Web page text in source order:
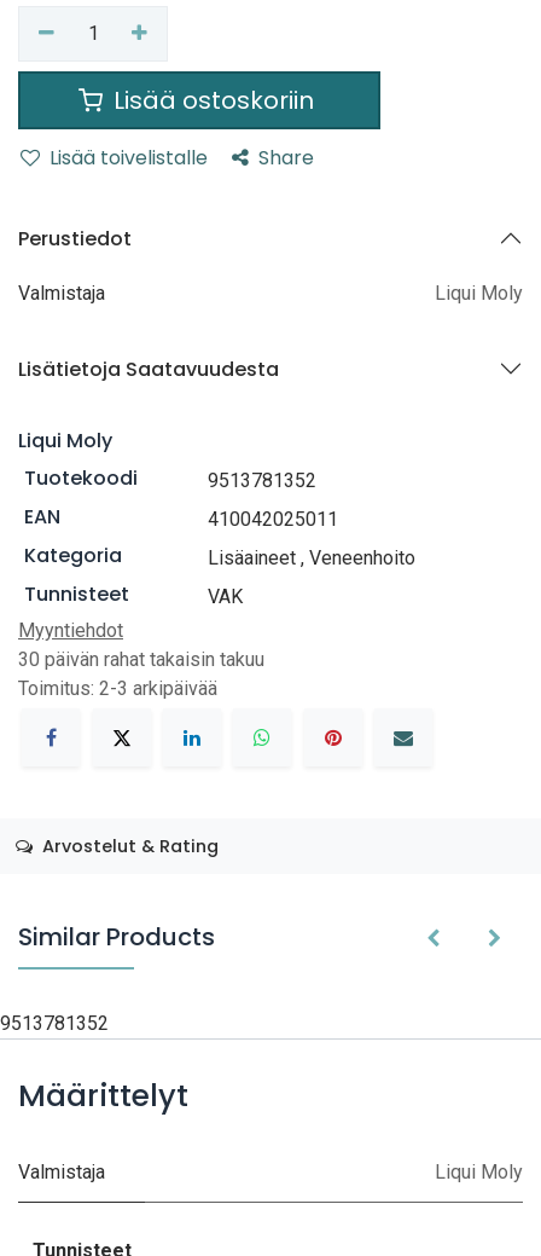
Lisää ostoskoriin
Lisää toivelistalle Share
Perustiedot
Valmistaja Liqui Moly
Lisätietoja Saatavuudesta
Liqui Moly
Tuotekoodi
9513781352
EAN 410042025011
Kategoria Lisäaineet, Veneenhoito
Tunnisteet
VAK
Myyntiehdot
30 päivän rahat takaisin takuu
Toimitus: 2-3 arkipäivää
Arvostelut & Rating
Similar Products
9513781352
Määrittelyt
Valmistaja Liqui Moly
Tunnisteet